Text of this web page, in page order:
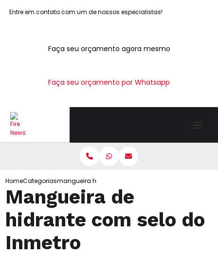
Entre em contato com um de nossos especialistas!
Faça seu orçamento agora mesmo
Faça seu orçamento por Whatsapp
HomeCategoriasmangueira hidrante selo do inmetro
Mangueira de
hidrante com selo do
Inmetro